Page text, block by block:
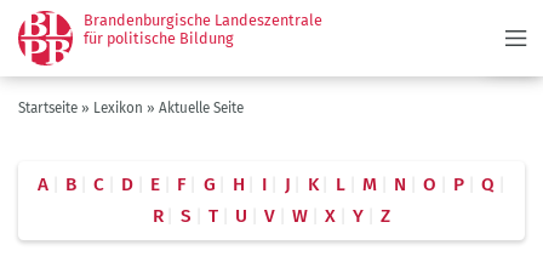
Direkt
zum
Inhalt
Brandenburgische Landeszentrale
für politische Bildung
Pfadnavigation
Startseite Lexikon Aktuelle Seite
A B C D E F G H I J K L M N O P
Q
R
S T U V W X Y Z